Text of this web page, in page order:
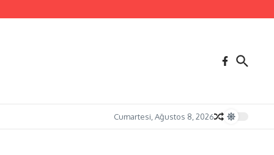
Cumartesi, Ağustos 8, 2026